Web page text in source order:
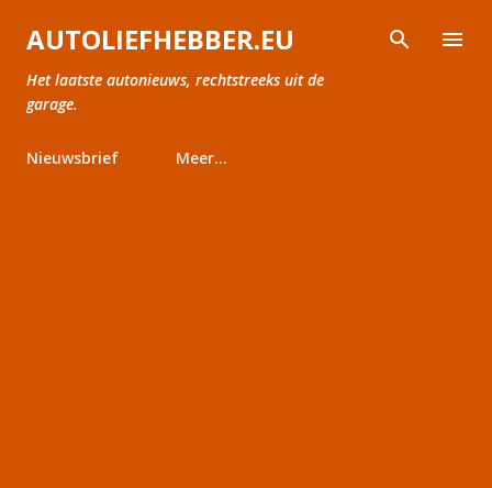
Doorgaan naar hoofdcontent
AUTOLIEFHEBBER.EU
Het laatste autonieuws, rechtstreeks uit de
garage.
Nieuwsbrief Meer…